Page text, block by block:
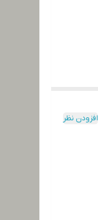
افزودن نظر